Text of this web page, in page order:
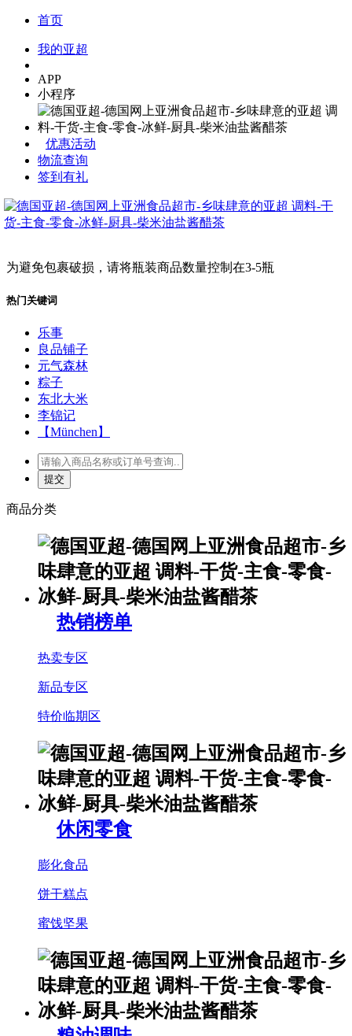
首页
我的亚超
APP
小程序
优惠活动
物流查询
签到有礼
为避免包裹破损，请将瓶装商品数量控制在3-5瓶
热门关键词
乐事
良品铺子
元气森林
粽子
东北大米
李锦记
【München】
商品分类
热销榜单
热卖专区
新品专区
特价临期区
休闲零食
膨化食品
饼干糕点
蜜饯坚果